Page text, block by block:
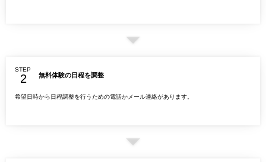
STEP
無料体験の日程を調整
希望日時から日程調整を行うための電話かメール連絡があります。